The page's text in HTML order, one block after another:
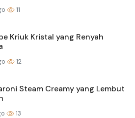
11
Kriuk Kristal yang Renyah
12
Steam Creamy yang Lembut
13